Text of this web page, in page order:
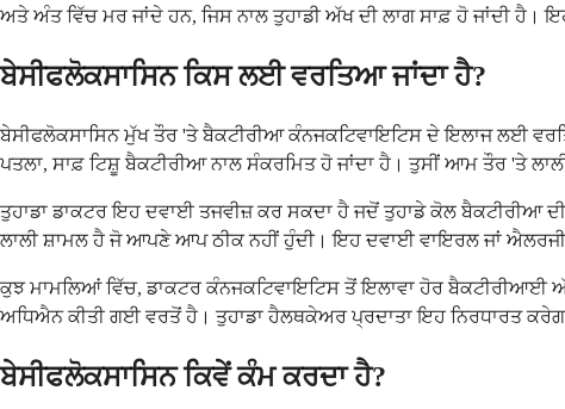
ਅਤੇ ਅੰਤ ਵਿੱਚ ਮਰ ਜਾਂਦੇ ਹਨ, ਜਿਸ ਨਾਲ ਤੁਹਾਡੀ ਅੱਖ ਦੀ ਲਾਗ ਸਾਫ਼ ਹੋ ਜਾਂਦੀ ਹੈ।
ਬੇਸੀਫਲੋਕਸਾਸਿਨ ਕਿਸ ਲਈ ਵਰਤਿਆ ਜਾਂਦਾ ਹੈ?
ਬੇਸੀਫਲੋਕਸਾਸਿਨ ਮੁੱਖ ਤੌਰ 'ਤੇ ਬੈਕਟੀਰੀਆ ਕੰਨਜਕਟਿਵਾਇਟਿਸ ਦੇ ਇਲਾਜ ਲਈ
ਪਤਲਾ, ਸਾਫ਼ ਟਿਸ਼ੂ ਬੈਕਟੀਰੀਆ ਨਾਲ ਸੰਕਰਮਿਤ ਹੋ ਜਾਂਦਾ ਹੈ। ਤੁਸੀਂ ਆਮ ਤੌਰ 'ਤੇ
ਤੁਹਾਡਾ ਡਾਕਟਰ ਇਹ ਦਵਾਈ ਤਜਵੀਜ਼ ਕਰ ਸਕਦਾ ਹੈ ਜਦੋਂ ਤੁਹਾਡੇ ਕੋਲ ਬੈਕਟੀਰੀਆ
ਲਾਲੀ ਸ਼ਾਮਲ ਹੈ ਜੋ ਆਪਣੇ ਆਪ ਠੀਕ ਨਹੀਂ ਹੁੰਦੀ। ਇਹ ਦਵਾਈ ਵਾਇਰਲ ਜਾਂ ਐਲਰਜੀ
ਕੁਝ ਮਾਮਲਿਆਂ ਵਿੱਚ, ਡਾਕਟਰ ਕੰਨਜਕਟਿਵਾਇਟਿਸ ਤੋਂ ਇਲਾਵਾ ਹੋਰ
ਅਧਿਐਨ ਕੀਤੀ ਗਈ ਵਰਤੋਂ ਹੈ। ਤੁਹਾਡਾ ਹੈਲਥਕੇਅਰ ਪ੍ਰਦਾਤਾ ਇਹ ਨਿਰਧਾਰਤ
ਬੇਸੀਫਲੋਕਸਾਸਿਨ ਕਿਵੇਂ ਕੰਮ ਕਰਦਾ ਹੈ?